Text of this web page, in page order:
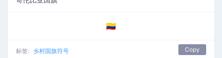
🇨🇴
标签: 乡村国旗符号 Copy